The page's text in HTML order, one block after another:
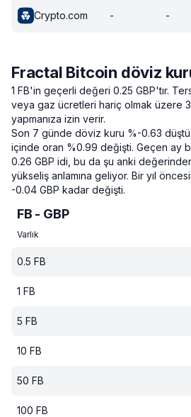
Crypto.com - -
Fractal Bitcoin döviz
1 FB'in geçerli değeri 0.25 GBP'tır.
veya gaz ücretleri hariç olmak üzere
yapmanıza izin verir.
Son 7 günde döviz kuru %-0.63 düştü.
içinde oran %0.99 değişti. Geçen ay
0.26 GBP idi, bu da şu anki
yükseliş anlamına geliyor. Bir yıl
-0.04 GBP kadar değişti.
FB - GBP
Varlık
0.5 FB
1 FB
5 FB
10 FB
50 FB
100 FB